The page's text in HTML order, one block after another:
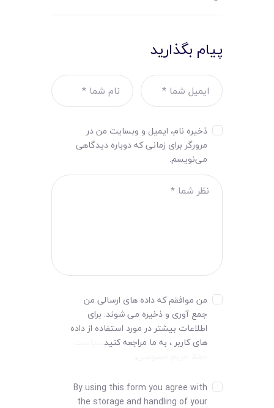
پیام بگذارید
ذخیره نام، ایمیل و وبسایت من در
مرورگر برای زمانی که دوباره دیدگاهی
می‌نویسم.
من موافقم که داده های ارسالی من
جمع آوری و ذخیره می شوند. برای
اطلاعات بیشتر در مورد استفاده از داده
های کاربر ، به ما مراجعه کنید
.
By using this form you agree with
the storage and handling of your